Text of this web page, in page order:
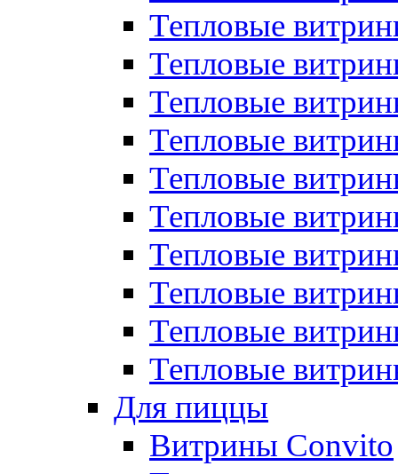
Тепловые
Тепловые
Тепловые
Тепловые
Тепловые
Тепловые
Тепловые
Тепловые
Тепловые
Тепловые
Для пиццы
Витрины Convito